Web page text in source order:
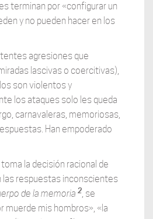
terminan por «configurar un
y no pueden hacer en los
agresiones que
lascivas o coercitivas),
son violentos y
los ataques solo les queda
carnavaleras, memoriosas,
Han empoderado
la decisión racional de
las respuestas inconscientes
de la memoria 2, se
muerde mis hombros», «la